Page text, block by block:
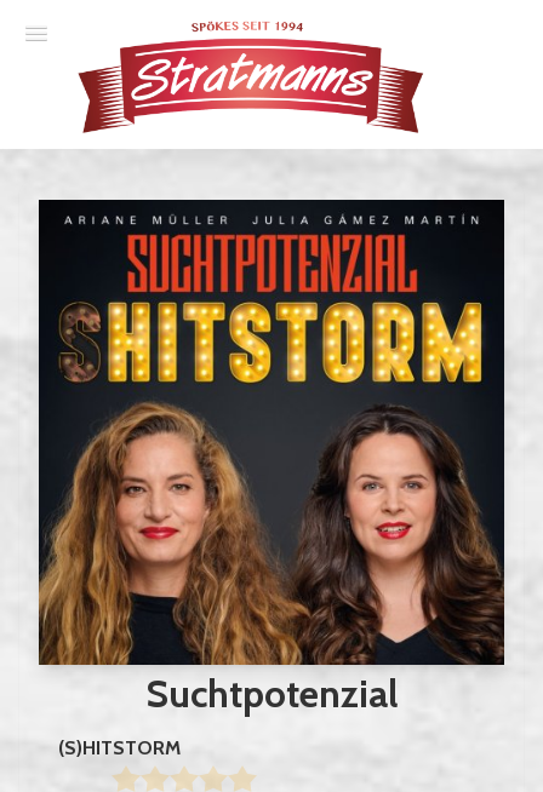
Essener Ehrendoktor
Unsere Komödien
Gastspiele
Gutscheine
Anmelden
Suchtpotenzial
(S)HITSTORM